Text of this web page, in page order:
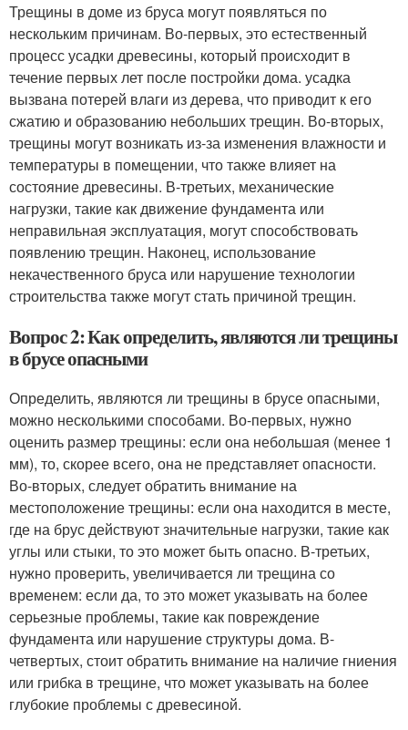
Трещины в доме из бруса могут появляться по
нескольким причинам. Во-первых, это естественный
процесс усадки древесины, который происходит в
течение первых лет после постройки дома. усадка
вызвана потерей влаги из дерева, что приводит к его
сжатию и образованию небольших трещин. Во-вторых,
трещины могут возникать из-за изменения влажности и
температуры в помещении, что также влияет на
состояние древесины. В-третьих, механические
нагрузки, такие как движение фундамента или
неправильная эксплуатация, могут способствовать
появлению трещин. Наконец, использование
некачественного бруса или нарушение технологии
строительства также могут стать причиной трещин.
Вопрос 2: Как определить, являются ли трещины
в брусе опасными
Определить, являются ли трещины в брусе опасными,
можно несколькими способами. Во-первых, нужно
оценить размер трещины: если она небольшая (менее 1
мм), то, скорее всего, она не представляет опасности.
Во-вторых, следует обратить внимание на
местоположение трещины: если она находится в месте,
где на брус действуют значительные нагрузки, такие как
углы или стыки, то это может быть опасно. В-третьих,
нужно проверить, увеличивается ли трещина со
временем: если да, то это может указывать на более
серьезные проблемы, такие как повреждение
фундамента или нарушение структуры дома. В-
четвертых, стоит обратить внимание на наличие гниения
или грибка в трещине, что может указывать на более
глубокие проблемы с древесиной.